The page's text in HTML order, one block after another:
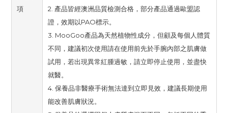
項
2. 產品皆經澳洲品質檢測合格，部分產品通過歐盟認
證，效期以PAO標示。
3. MooGoo產品為天然植物性成分，但顧及每個人體質
不同，建議初次使用請在使用前先於手腕內部之肌膚做
試用，若出現異常紅腫過敏，請立即停止使用，並盡快
就醫。
4. 保養品非醫療手術無法達到立即見效，建議長期使用
能改善肌膚狀況。